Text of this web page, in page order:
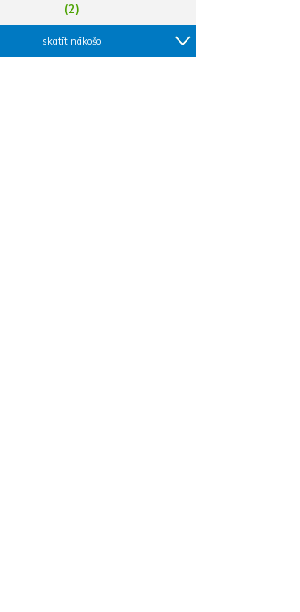
(2)
skatīt nākošo